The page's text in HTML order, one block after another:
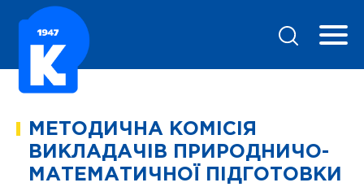
МЕТОДИЧНА КОМІСІЯ
ВИКЛАДАЧІВ ПРИРОДНИЧО-
МАТЕМАТИЧНОЇ ПІДГОТОВКИ